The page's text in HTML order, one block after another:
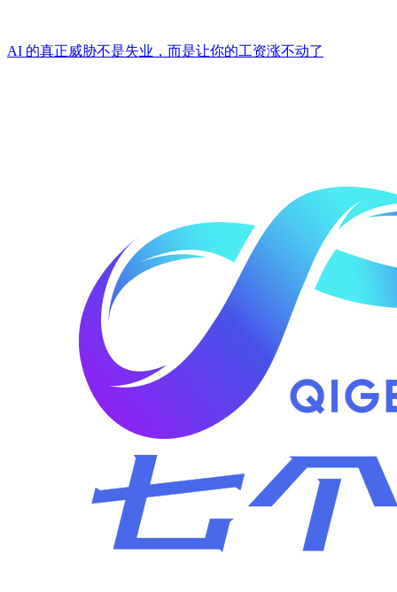
AI 的真正威胁不是失业，而是让你的工资涨不动了